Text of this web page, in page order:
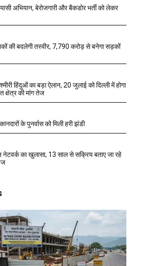
अभियान, बेरोजगारी और बैकडोर भर्ती को लेकर
की बदलेगी तस्वीर, 7,790 करोड़ से बनेगा सड़कों
हिंदुओं का बड़ा ऐलान, 20 जुलाई को दिल्ली में होगा
क्षेत्र की मांग तेज
के पुनर्वास को मिली हरी झंडी
नेटवर्क का खुलासा, 13 साल से सक्रिय बताए जा रहे